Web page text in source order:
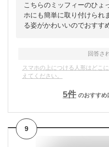
こちらのミッフィーのひょ
ホにも簡単に取り付けられ
る姿がかわいいのでおすす
回答さ
スマホの上につける人形はどこ
えてください。
5件 のおすすめ
9